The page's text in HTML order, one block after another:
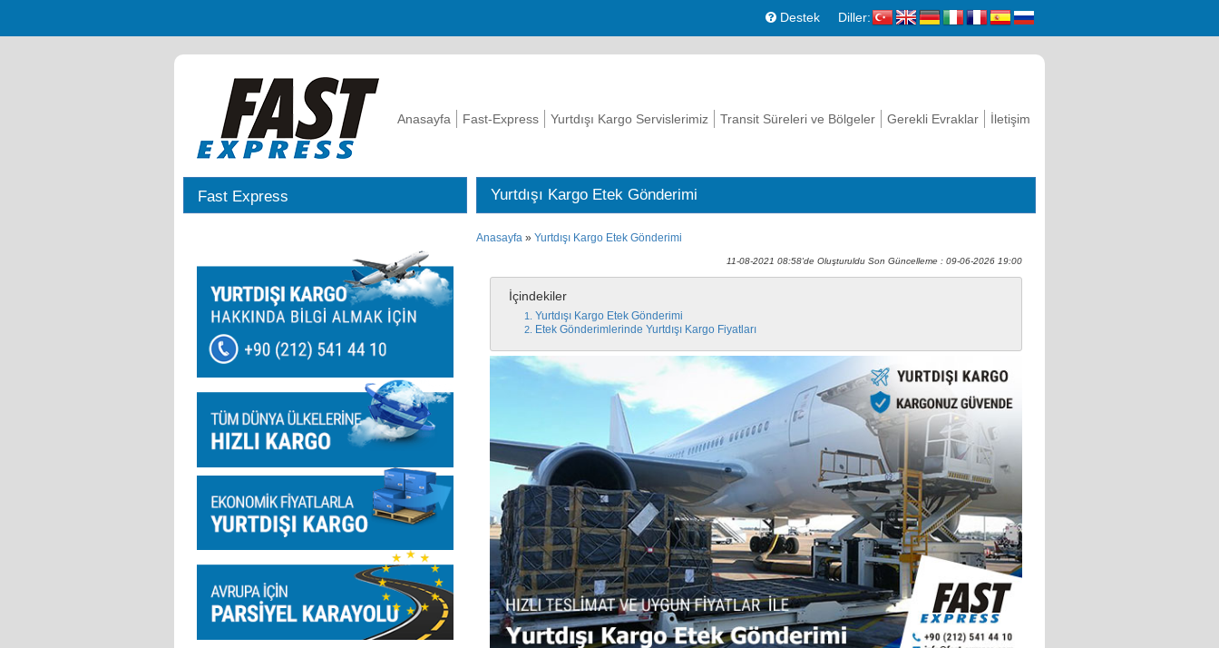
Destek Diller:
Anasayfa Fast-Express Yurtdışı Kargo Servislerimiz Transit Süreleri ve Bölgeler Gerekli Evraklar İletişim
Fast Express Yurtdışı Kargo Etek Gönderimi
Anasayfa »Yurtdışı Kargo Etek Gönderimi
11-08-2021 08:58'de Oluşturuldu Son Güncelleme : 09-06-2026 19:00
İçindekiler
Yurtdışı Kargo Etek Gönderimi
Etek Gönderimlerinde Yurtdışı Kargo Fiyatları